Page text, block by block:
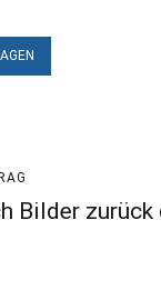
Bilder zurück